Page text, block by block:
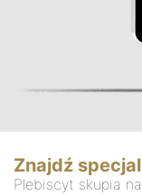
Znajdź
Plebiscyt skupia